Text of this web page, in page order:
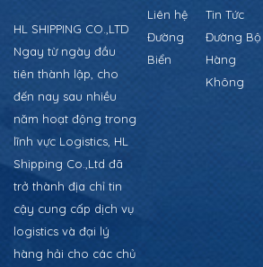
HL SHIPPING CO.,LTD
Ngay từ ngày đầu
tiên thành lập, cho
đến nay sau nhiều
năm hoạt động trong
lĩnh vực Logistics, HL
Shipping Co.,Ltd đã
trở thành địa chỉ tin
cậy cung cấp dịch vụ
logistics và đại lý
hàng hải cho các chủ
Liên hệ
Tin Tức
Đường
Biển
Đường Bộ
Hàng
Không